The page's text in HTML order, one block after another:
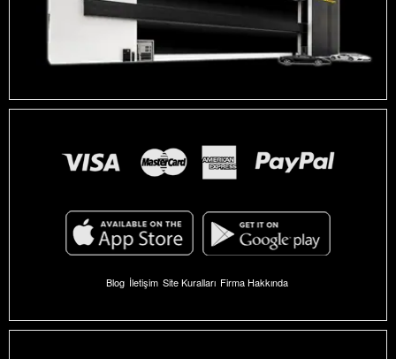
Blog İletişim Site Kuralları Firma Hakkında